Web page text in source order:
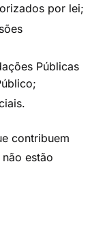
por lei;
Públicas
contribuem
estão